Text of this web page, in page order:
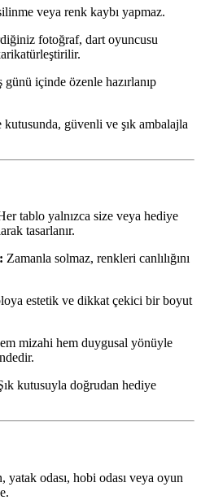
veya renk kaybı yapmaz.
fotoğraf, dart oyuncusu
günü içinde özenle hazırlanıp
güvenli ve şık ambalajla
tablo yalnızca size veya hediye
tasarlanır.
Zamanla solmaz, renkleri canlılığını
estetik ve dikkat çekici bir boyut
mizahi hem duygusal yönüyle
kutusuyla doğrudan hediye
yatak odası, hobi odası veya oyun